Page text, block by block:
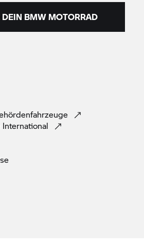
BMW MOTORRAD
International